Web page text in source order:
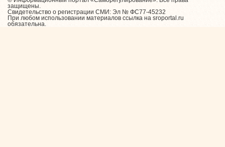
защищены.
Свидетельство о регистрации СМИ: Эл № ФС77-45232
При любом использовании материалов ссылка на sroportal.ru
обязательна.